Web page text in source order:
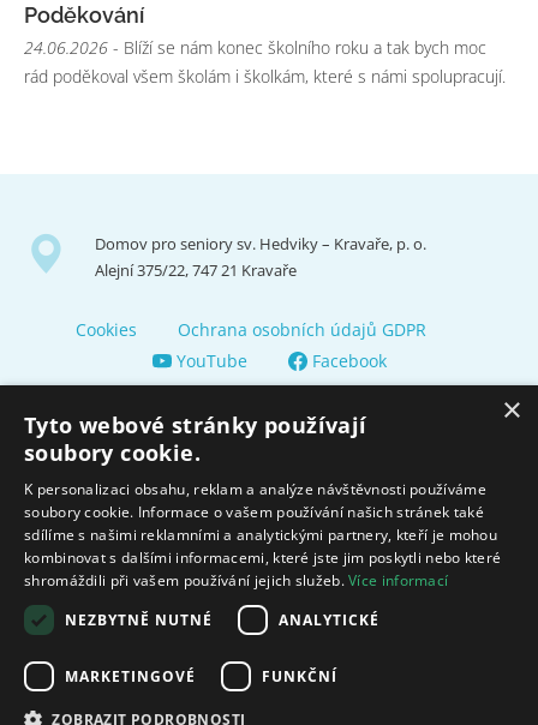
Poděkování
24.06.2026 - Blíží se nám konec školního roku a tak bych moc
rád poděkoval všem školám i školkám, které s námi spolupracují.
Domov pro seniory sv. Hedviky – Kravaře, p. o.
Alejní 375/22, 747 21 Kravaře
Cookies
Ochrana osobních údajů GDPR
YouTube
Facebook
Zřizuje a finančně nás podporuje Město Kravaře
Moravskoslezský kraj poskytuje dotaci na zajištění sociálních
služeb.
Ministerstvo práce
×
Tyto webové stránky používají
soubory cookie.
K personalizaci obsahu, reklam a analýze návštěvnosti používáme
soubory cookie. Informace o vašem používání našich stránek také
sdílíme s našimi reklamními a analytickými partnery, kteří je mohou
kombinovat s dalšími informacemi, které jste jim poskytli nebo které
shromáždili při vašem používání jejich služeb.Více informací
NEZBYTNĚ NUTNÉ
ANALYTICKÉ
MARKETINGOVÉ FUNKČNÍ
ZOBRAZIT PODROBNOSTI